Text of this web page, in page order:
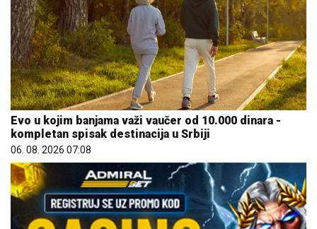
Evo u kojim banjama važi vaučer od 10.000 dinara -
kompletan spisak destinacija u Srbiji
06. 08. 2026 07:08